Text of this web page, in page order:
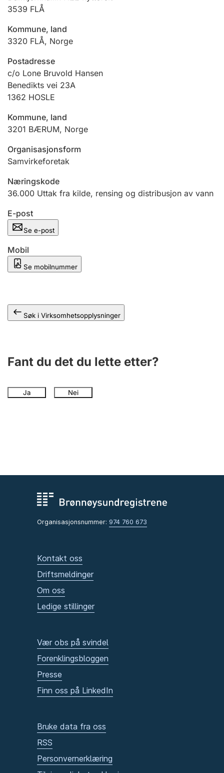
Ektepaktveileder
Offentlig sektor
3539 FLÅ
Kommune, land
3320 FLÅ, Norge
Postadresse
c/o Lone Bruvold Hansen
Benedikts vei 23A
1362 HOSLE
Kommune, land
3201 BÆRUM, Norge
Organisasjonsform
Samvirkeforetak
Næringskode
36.000 Uttak fra kilde, rensing og distribusjon av vann
E-post
Se e-post
Mobil
Se mobilnummer
Søk i Virksomhetsopplysninger
Fant du det du lette etter?
Ja Nei
Organisasjonsnummer: 974 760 673
Kontakt oss
Driftsmeldinger
Om oss
Ledige stillinger
Vær obs på svindel
Forenklingsbloggen
Presse
Finn oss på LinkedIn
Bruke data fra oss
RSS
Personvernerklæring